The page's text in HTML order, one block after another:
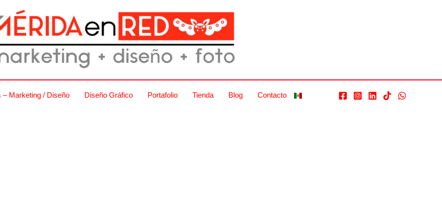
– Marketing / Diseño Diseño Gráfico Portafolio Tienda Blog Contacto